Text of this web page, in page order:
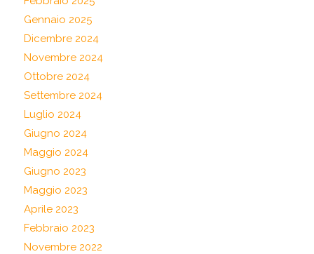
Gennaio 2025
Dicembre 2024
Novembre 2024
Ottobre 2024
Settembre 2024
Luglio 2024
Giugno 2024
Maggio 2024
Giugno 2023
Maggio 2023
Aprile 2023
Febbraio 2023
Novembre 2022